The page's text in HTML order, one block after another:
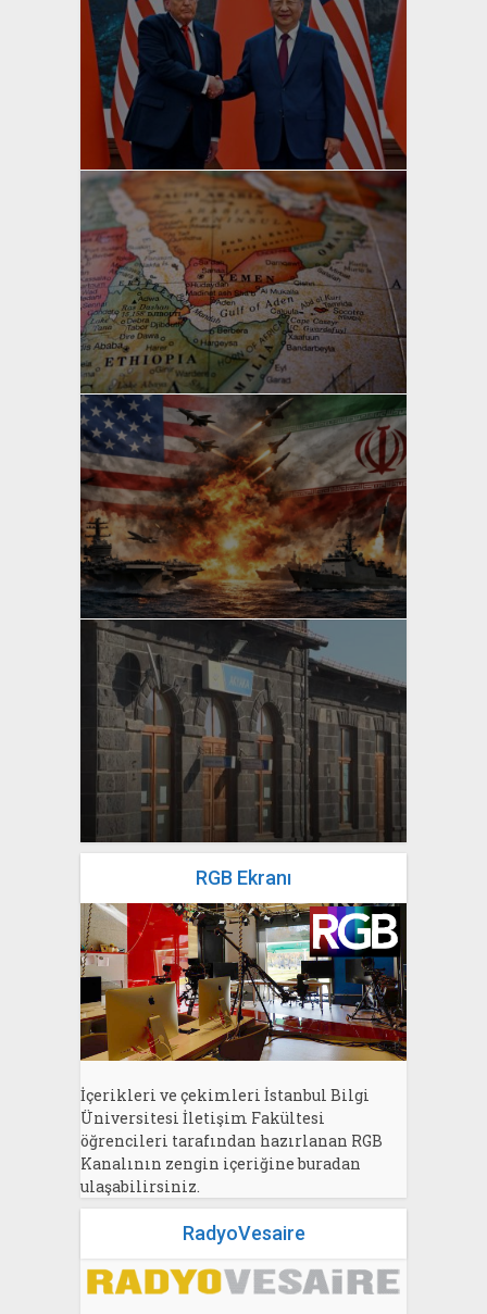
yazan
Bahri Ak
yazan
Bahri Ak
yazan
Bahri Ak
yazan
Bahri Ak
RGB Ekranı
İçerikleri ve çekimleri İstanbul Bilgi
Üniversitesi İletişim Fakültesi
öğrencileri tarafından hazırlanan RGB
Kanalının zengin içeriğine buradan
ulaşabilirsiniz.
RadyoVesaire